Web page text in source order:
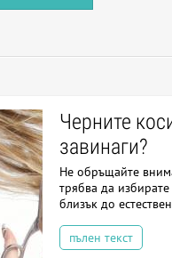
Черните
завинаги?
Не обръщайте
трябва да
близък до
пълен текст